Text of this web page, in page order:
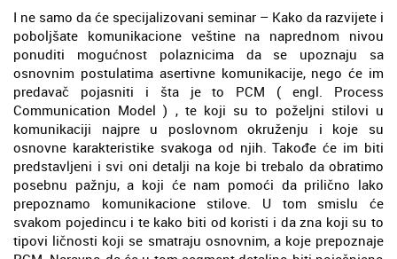
I ne samo da će specijalizovani seminar – Kako da razvijete i
poboljšate komunikacione veštine na naprednom nivou
ponuditi mogućnost polaznicima da se upoznaju sa
osnovnim postulatima asertivne komunikacije, nego će im
predavač pojasniti i šta je to PCM ( engl. Process
Communication Model ) , te koji su to poželjni stilovi u
komunikaciji najpre u poslovnom okruženju i koje su
osnovne karakteristike svakoga od njih. Takođe će im biti
predstavljeni i svi oni detalji na koje bi trebalo da obratimo
posebnu pažnju, a koji će nam pomoći da prilično lako
prepoznamo komunikacione stilove. U tom smislu će
svakom pojedincu i te kako biti od koristi i da zna koji su to
tipovi ličnosti koji se smatraju osnovnim, a koje prepoznaje